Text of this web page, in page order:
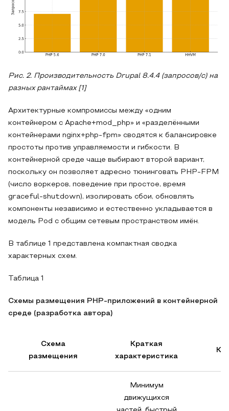
Рис. 2. Производительность Drupal 8.4.4 (запросов/с) на
разных рантаймах [1]
Архитектурные компромиссы между «одним
контейнером с Apache+mod_php» и «разделёнными
контейнерами nginx+php-fpm» сводятся к балансировке
простоты против управляемости и гибкости. В
контейнерной среде чаще выбирают второй вариант,
поскольку он позволяет адресно тюнинговать PHP-FPM
(число воркеров, поведение при простое, время
graceful-shutdown), изолировать сбои, обновлять
компоненты независимо и естественно укладывается в
модель Pod с общим сетевым пространством имён.
В таблице 1 представлена компактная сводка
характерных схем.
Таблица 1
Схемы размещения PHP-приложений в контейнерной
среде (разработка автора)
Схема
размещения
Краткая
характеристика
Минимум
движущихся